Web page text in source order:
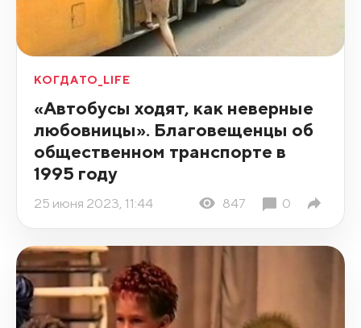
КОГДАТО_LIFE
«Автобусы ходят, как неверные
любовницы». Благовещенцы об
общественном транспорте в
1995 году
25 июня 2023, 11:44 847 0